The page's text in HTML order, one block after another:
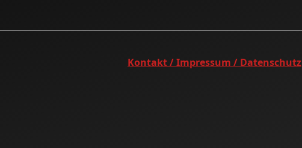
Kontakt / Impressum / Datenschutz